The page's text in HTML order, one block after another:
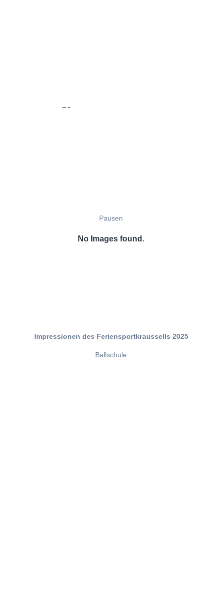
Pausen
No Images found.
Impressionen des Feriensportkraussells 2025
Ballschule